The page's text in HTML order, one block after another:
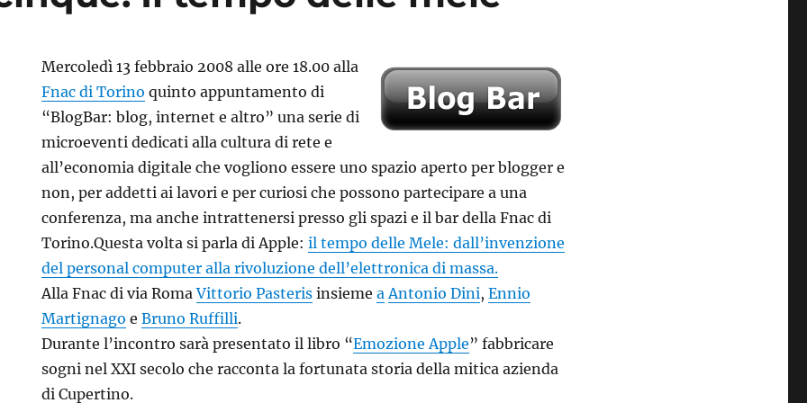
Mercoledì 13 febbraio 2008 alle ore 18.00 alla
Fnac di Torino quinto appuntamento di
“BlogBar: blog, internet e altro” una serie di
microeventi dedicati alla cultura di rete e
all’economia digitale che vogliono essere uno spazio aperto per blogger e
non, per addetti ai lavori e per curiosi che possono partecipare a una
conferenza, ma anche intrattenersi presso gli spazi e il bar della Fnac di
Torino.Questa volta si parla di Apple:il tempo delle Mele: dall’invenzione
del personal computer alla rivoluzione dell’elettronica di massa.
Alla Fnac di via RomaVittorio Pasteris insiemea Antonio Dini,Ennio
Martignago eBruno Ruffilli.
Durante l’incontro sarà presentato il libro “Emozione Apple” fabbricare
sogni nel XXI secolo che racconta la fortunata storia della mitica azienda
di Cupertino.